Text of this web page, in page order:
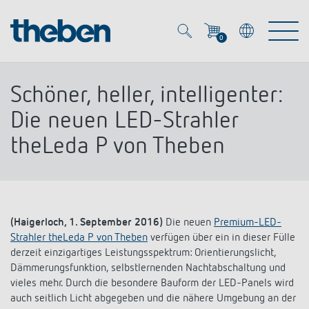
0
Produkte
Smart Home
DALI
Präsenzmelder & Bewegungsmelder
OEM
Ansprechpartner OEM
OEM-Referenzen
Zeit- und Lichtsteuerung
DALI-2 Lichtsteuerung
Service
Downloads
Unternehmen
Schöner, heller, intelligenter:
Die neuen LED-Strahler
theLeda P von Theben
(Haigerloch, 1. September 2016) Die neuen Premium-LED-
Strahler theLeda P von Theben verfügen über ein in dieser Fülle
derzeit einzigartiges Leistungsspektrum: Orientierungslicht,
Dämmerungsfunktion, selbstlernenden Nachtabschaltung und
vieles mehr. Durch die besondere Bauform der LED-Panels wird
auch seitlich Licht abgegeben und die nähere Umgebung an der